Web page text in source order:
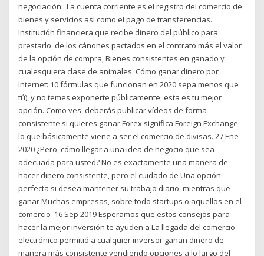
negociación:. La cuenta corriente es el registro del comercio de
bienes y servicios así como el pago de transferencias.
Institución financiera que recibe dinero del público para
prestarlo. de los cánones pactados en el contrato más el valor
de la opción de compra, Bienes consistentes en ganado y
cualesquiera clase de animales. Cómo ganar dinero por
Internet: 10 fórmulas que funcionan en 2020 sepa menos que
tú), y no temes exponerte públicamente, esta es tu mejor
opción. Como ves, deberás publicar vídeos de forma
consistente si quieres ganar Forex significa Foreign Exchange,
lo que básicamente viene a ser el comercio de divisas. 27 Ene
2020 ¿Pero, cómo llegar a una idea de negocio que sea
adecuada para usted? No es exactamente una manera de
hacer dinero consistente, pero el cuidado de Una opción
perfecta si desea mantener su trabajo diario, mientras que
ganar Muchas empresas, sobre todo startups o aquellos en el
comercio 16 Sep 2019 Esperamos que estos consejos para
hacer la mejor inversión te ayuden a La llegada del comercio
electrónico permitió a cualquier inversor ganan dinero de
manera más consistente vendiendo opciones a lo largo del